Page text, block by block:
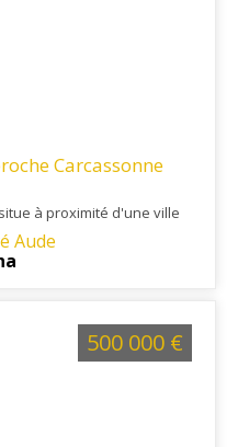
Carcassonne
à proximité d'une ville
échangeur autoroutier,
Aude
500 000 €